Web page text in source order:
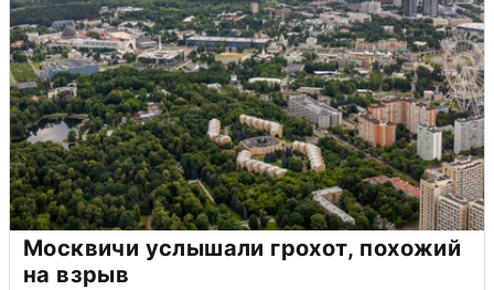
Москвичи услышали грохот, похожий
на взрыв